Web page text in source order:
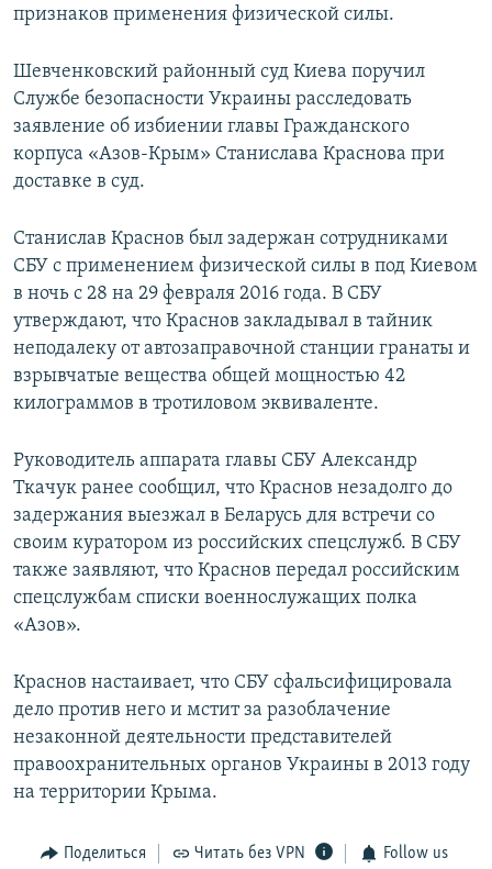
признаков применения физической силы.
Шевченковский районный суд Киева поручил
Службе безопасности Украины расследовать
заявление об избиении главы Гражданского
корпуса «Азов-Крым» Станислава Краснова при
доставке в суд.
Станислав Краснов был задержан сотрудниками
СБУ с применением физической силы в под Киевом
в ночь с 28 на 29 февраля 2016 года. В СБУ
утверждают, что Краснов закладывал в тайник
неподалеку от автозаправочной станции гранаты и
взрывчатые вещества общей мощностью 42
килограммов в тротиловом эквиваленте.
Руководитель аппарата главы СБУ Александр
Ткачук ранее сообщил, что Краснов незадолго до
задержания выезжал в Беларусь для встречи со
своим куратором из российских спецслужб. В СБУ
также заявляют, что Краснов передал российским
спецслужбам списки военнослужащих полка
«Азов».
Краснов настаивает, что СБУ сфальсифицировала
дело против него и мстит за разоблачение
незаконной деятельности представителей
правоохранительных органов Украины в 2013 году
на территории Крыма.
Поделиться Читать без VPN Follow us